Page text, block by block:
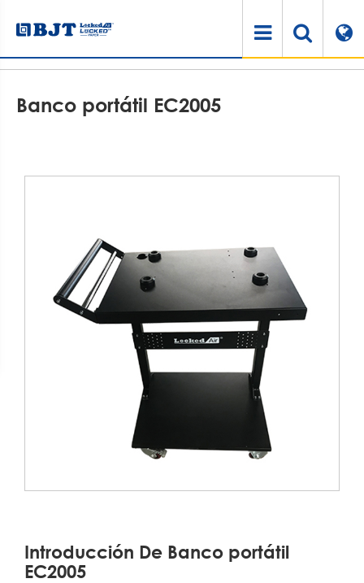
Sistema de amortiguación de aire
Banco portátil EC2005
Introducción De Banco portátil
EC2005